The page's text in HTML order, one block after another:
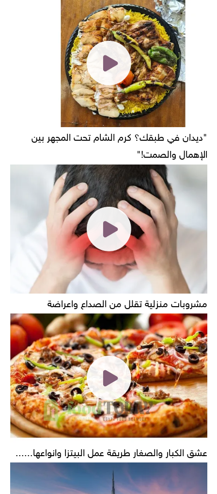
"ديدان في طبقك؟ كرم الشام تحت المجهر بين
الإهمال والصمت!"
مشروبات منزلية تقلل من الصداع واعراضة
عشق الكبار والصغار طريقة عمل البيتزا وانواعها......